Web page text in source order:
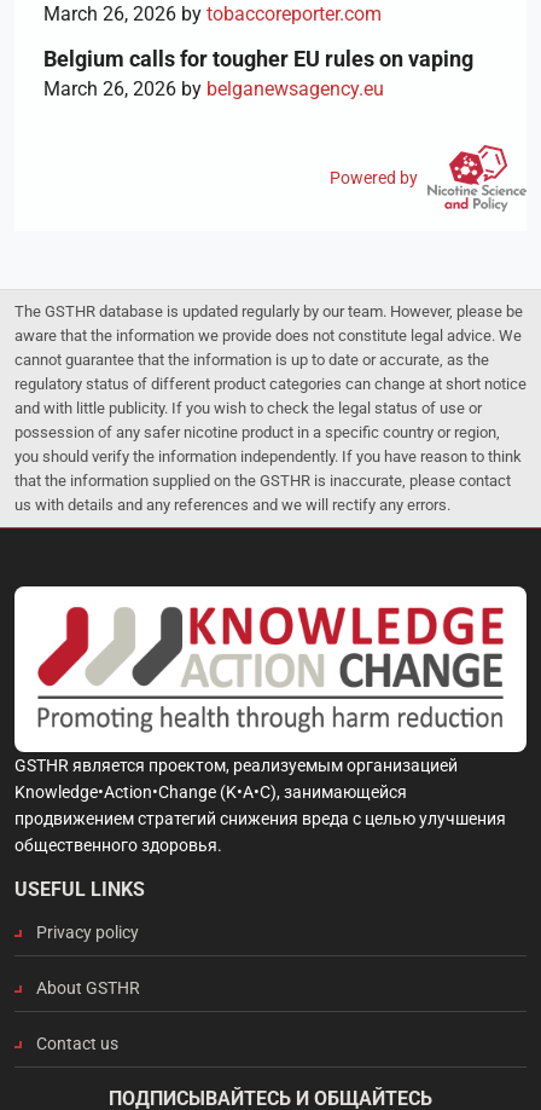
March 26, 2026 by tobaccoreporter.com
Belgium calls for tougher EU rules on vaping
March 26, 2026 by belganewsagency.eu
Powered by
The GSTHR database is updated regularly by our team. However, please be
aware that the information we provide does not constitute legal advice. We
cannot guarantee that the information is up to date or accurate, as the
regulatory status of different product categories can change at short notice
and with little publicity. If you wish to check the legal status of use or
possession of any safer nicotine product in a specific country or region,
you should verify the information independently. If you have reason to think
that the information supplied on the GSTHR is inaccurate, please contact
us with details and any references and we will rectify any errors.
GSTHR является проектом, реализуемым организацией
Knowledge•Action•Change (K•A•C), занимающейся
продвижением стратегий снижения вреда с целью улучшения
общественного здоровья.
USEFUL LINKS
Privacy policy
About GSTHR
Contact us
ПОДПИСЫВАЙТЕСЬ И ОБЩАЙТЕСЬ